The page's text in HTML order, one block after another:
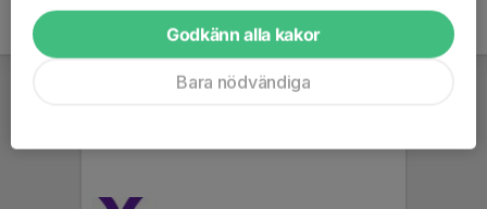
Godkänn alla kakor
Bara nödvändiga